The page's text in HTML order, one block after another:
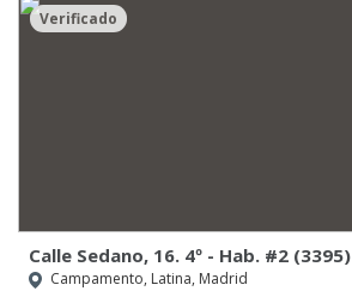
Verificado
Calle Sedano, 16. 4º - Hab. #2 (3395)
Campamento, Latina, Madrid